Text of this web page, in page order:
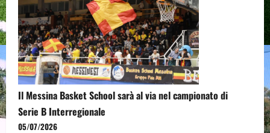
Il Messina Basket School sarà al via nel campionato di
Serie B Interregionale
05/07/2026